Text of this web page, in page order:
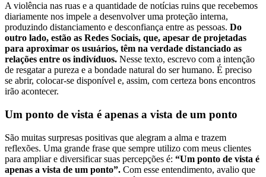
A violência nas ruas e a quantidade de notícias ruins que recebemos
diariamente nos impele a desenvolver uma proteção interna,
produzindo distanciamento e desconfiança entre as pessoas. Do
outro lado, estão as Redes Sociais, que, apesar de projetadas
para aproximar os usuários, têm na verdade distanciado as
relações entre os indivíduos. Nesse texto, escrevo com a intenção
de resgatar a pureza e a bondade natural do ser humano. É preciso
se abrir, colocar-se disponível e, assim, com certeza bons encontros
irão acontecer.
Um ponto de vista é apenas a vista de um ponto
São muitas surpresas positivas que alegram a alma e trazem
reflexões. Uma grande frase que sempre utilizo com meus clientes
para ampliar e diversificar suas percepções é: “Um ponto de vista é
apenas a vista de um ponto”. Com esse entendimento, avalio que